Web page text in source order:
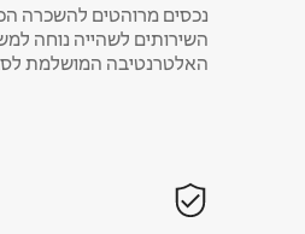
נכסים מרוהטים להשכרה
השירותים לשהייה נוחה
האלטרנטיבה המושלמת